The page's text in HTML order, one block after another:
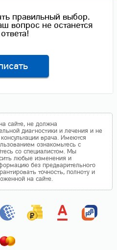
правильный выбор.
вопрос не останется
сайте, не должна
диагностики и лечения и не
врача. Имеются
ознакомьтесь с
со специалистом. Мы
любые изменения и
без предварительного
точность, полноту и
на сайте.